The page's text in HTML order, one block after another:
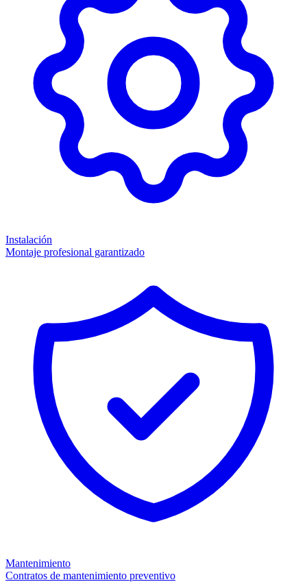
Instalación
Montaje profesional garantizado
Mantenimiento
Contratos de mantenimiento preventivo